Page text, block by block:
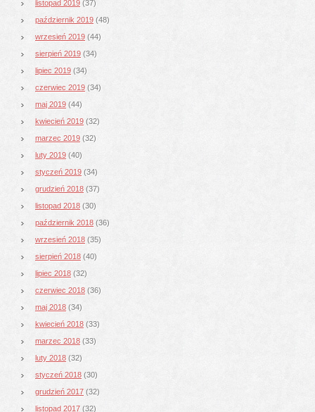
listopad 2019 (37)
październik 2019 (48)
wrzesień 2019 (44)
sierpień 2019 (34)
lipiec 2019 (34)
czerwiec 2019 (34)
maj 2019 (44)
kwiecień 2019 (32)
marzec 2019 (32)
luty 2019 (40)
styczeń 2019 (34)
grudzień 2018 (37)
listopad 2018 (30)
październik 2018 (36)
wrzesień 2018 (35)
sierpień 2018 (40)
lipiec 2018 (32)
czerwiec 2018 (36)
maj 2018 (34)
kwiecień 2018 (33)
marzec 2018 (33)
luty 2018 (32)
styczeń 2018 (30)
grudzień 2017 (32)
listopad 2017 (32)